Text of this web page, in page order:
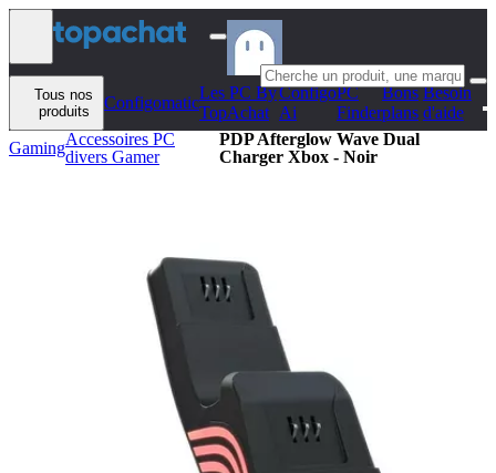
Aller au contenu
Tous nos
produits
Configomatic
Les PC By
TopAchat
Configo
Ai
PC
Finder
Bons
plans
Besoin
d'aide
GamingAccessoires PC
divers Gamer
PDP Afterglow Wave Dual
Charger Xbox - Noir